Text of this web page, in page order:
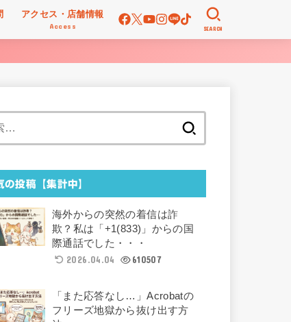
アクセス・店舗情報
Access SEARCH
の投稿【集計中】
海外からの突然の着信は詐
欺？私は「+1(833)」からの国
際通話でした・・・
2026.04.04
610507
「また応答なし…」Acrobatの
フリーズ地獄から抜け出す方